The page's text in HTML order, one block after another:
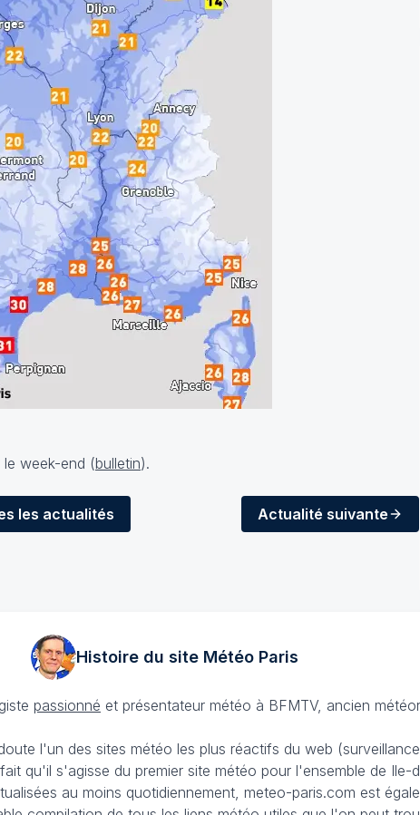
week-end (bulletin).
les actualités Actualité suivante
Histoire du site MétéoParis
passionné et présentateur météo à BFMTV, ancien
l'un des sites météo les plus réactifs du web
qu'il s'agisse du premier site météo pour l'ensemble de
au moins quotidiennement, meteo-paris.com est